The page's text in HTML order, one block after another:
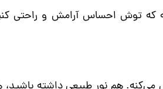
توش احساس آرامش و راحتی